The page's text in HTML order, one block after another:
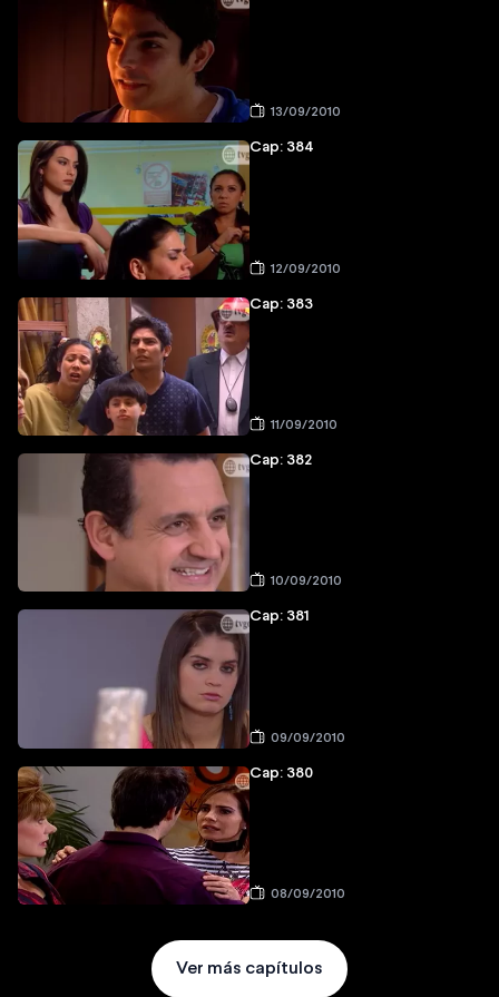
13/09/2010
Cap: 384
12/09/2010
Cap: 383
11/09/2010
Cap: 382
10/09/2010
Cap: 381
09/09/2010
Cap: 380
08/09/2010
Ver más capítulos